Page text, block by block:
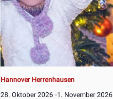
Hannover Herrenhausen
28. Oktober 2026 -1. November 2026